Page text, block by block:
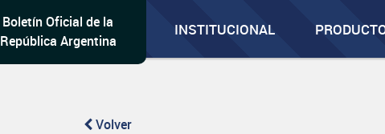
Boletín Oficial de la
República Argentina
INSTITUCIONAL
Volver